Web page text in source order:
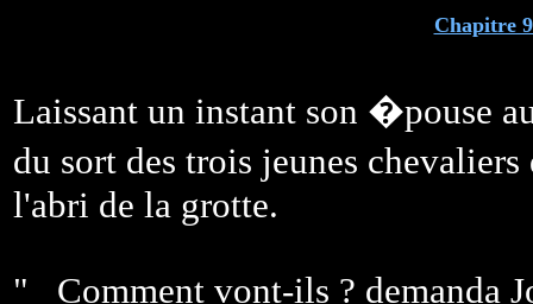
Chapitre
Laissant un instant son �pouse
du sort des trois jeunes
l'abri de la grotte.
" _Comment vont-ils ? demanda